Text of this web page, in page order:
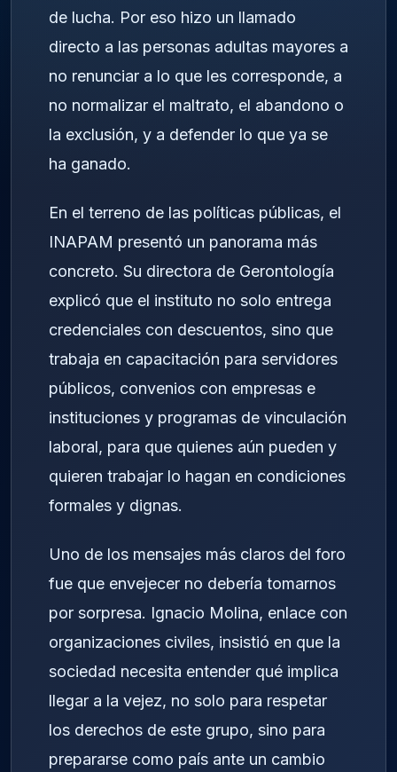
de lucha. Por eso hizo un llamado
directo a las personas adultas mayores a
no renunciar a lo que les corresponde, a
no normalizar el maltrato, el abandono o
la exclusión, y a defender lo que ya se
ha ganado.
En el terreno de las políticas públicas, el
INAPAM presentó un panorama más
concreto. Su directora de Gerontología
explicó que el instituto no solo entrega
credenciales con descuentos, sino que
trabaja en capacitación para servidores
públicos, convenios con empresas e
instituciones y programas de vinculación
laboral, para que quienes aún pueden y
quieren trabajar lo hagan en condiciones
formales y dignas.
Uno de los mensajes más claros del foro
fue que envejecer no debería tomarnos
por sorpresa. Ignacio Molina, enlace con
organizaciones civiles, insistió en que la
sociedad necesita entender qué implica
llegar a la vejez, no solo para respetar
los derechos de este grupo, sino para
prepararse como país ante un cambio